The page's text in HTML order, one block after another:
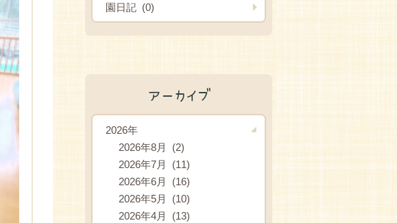
園日記 (0)
アーカイブ
2026年
2026年8月 (2)
2026年7月 (11)
2026年6月 (16)
2026年5月 (10)
2026年4月 (13)